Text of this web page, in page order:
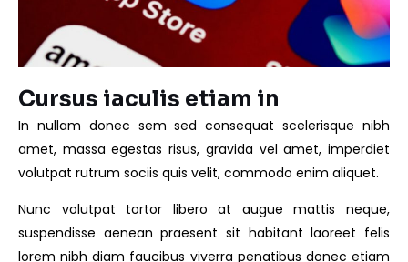
Cursus iaculis etiam in
In nullam donec sem sed consequat scelerisque nibh
amet, massa egestas risus, gravida vel amet, imperdiet
volutpat rutrum sociis quis velit, commodo enim aliquet.
Nunc volutpat tortor libero at augue mattis neque,
suspendisse aenean praesent sit habitant laoreet felis
lorem nibh diam faucibus viverra penatibus donec etiam